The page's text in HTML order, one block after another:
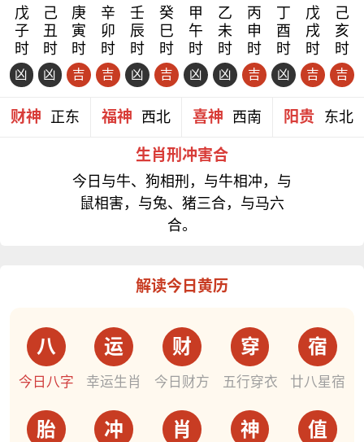
戊
子
时
凶
己
丑
时
凶
庚
寅
时
吉
辛
卯
时
吉
壬
辰
时
凶
癸
巳
时
吉
甲
午
时
凶
乙
未
时
凶
丙
申
时
吉
丁
酉
时
凶
戊
戌
时
吉
己
亥
时
吉
财神 正东 福神 西北 喜神 西南 阳贵 东北
生肖刑冲害合
今日与牛、狗相刑，与牛相冲，与
鼠相害，与兔、猪三合，与马六
合。
解读今日黄历
八
今日八字
运
幸运生肖
财
今日财方
穿
五行穿衣
宿
廿八星宿
胎 冲 肖 神 值